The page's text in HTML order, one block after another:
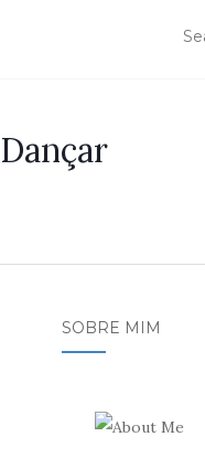
SOBRE MIM